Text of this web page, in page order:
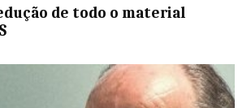
de todo o material